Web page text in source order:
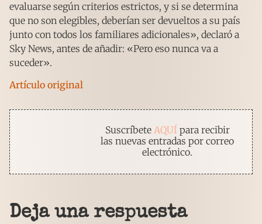
evaluarse según criterios estrictos, y si se determina
que no son elegibles, deberían ser devueltos a su país
junto con todos los familiares adicionales», declaró a
Sky News, antes de añadir: «Pero eso nunca va a
suceder».
Artículo original
Suscríbete AQUÍ para recibir
las nuevas entradas por correo
electrónico.
Deja una respuesta